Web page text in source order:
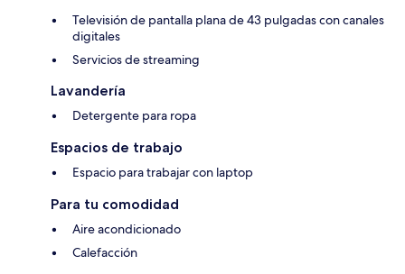
Televisión de pantalla plana de 43 pulgadas con canales
digitales
Servicios de streaming
Lavandería
Detergente para ropa
Espacios de trabajo
Espacio para trabajar con laptop
Para tu comodidad
Aire acondicionado
Calefacción